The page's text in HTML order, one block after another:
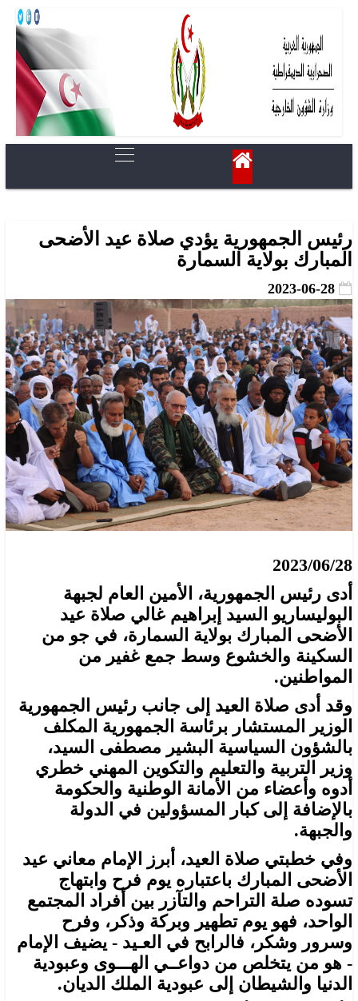
رئيس الجمهورية يؤدي صلاة عيد الأضحى
المبارك بولاية السمارة
2023-06-28
2023/06/28
أدى رئيس الجمهورية، الأمين العام لجبهة
البوليساريو السيد إبراهيم غالي صلاة عيد
الأضحى المبارك بولاية السمارة، في جو من
السكينة والخشوع وسط جمع غفير من
المواطنين.
وقد أدى صلاة العيد إلى جانب رئيس الجمهورية
الوزير المستشار برئاسة الجمهورية المكلف
بالشؤون السياسية البشير مصطفى السيد،
وزير التربية والتعليم والتكوين المهني خطري
أدوه وأعضاء من الأمانة الوطنية والحكومة
بالإضافة إلى كبار المسؤولين في الدولة
والجبهة.
وفي خطبتي صلاة العيد، أبرز الإمام معاني عيد
الأضحى المبارك باعتباره يوم فرح وابتهاج
تسوده صلة التراحم والتآزر بين أفراد المجتمع
الواحد، فهو يوم تطهير وبركة وذكر، وفرح
وسرور وشكر، فالرابح في العـيد - يضيف الإمام
- هو من يتخلص من دواعــي الهـــوى وعبودية
الدنيا والشيطان إلى عبودية الملك الديان.